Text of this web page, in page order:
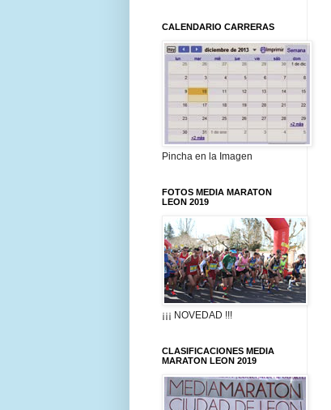
CALENDARIO CARRERAS
Pincha en la Imagen
FOTOS MEDIA MARATON
LEON 2019
¡¡¡ NOVEDAD !!!
CLASIFICACIONES MEDIA
MARATON LEON 2019